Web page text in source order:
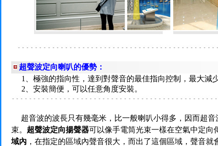
超聲波定向喇叭的優勢：
1、極強的指向性，達到對聲音的最佳指向控制，最大減
2、安裝簡便，可以任意角度安裝。
超音波的波長只有幾毫米，比一般喇叭小得多，因而超音
束。 超聲波定向揚聲器可以像手電筒光束一樣在空氣中定向
域內 ，在指定的區域內聲音很大，而出了這個區域，聲音就